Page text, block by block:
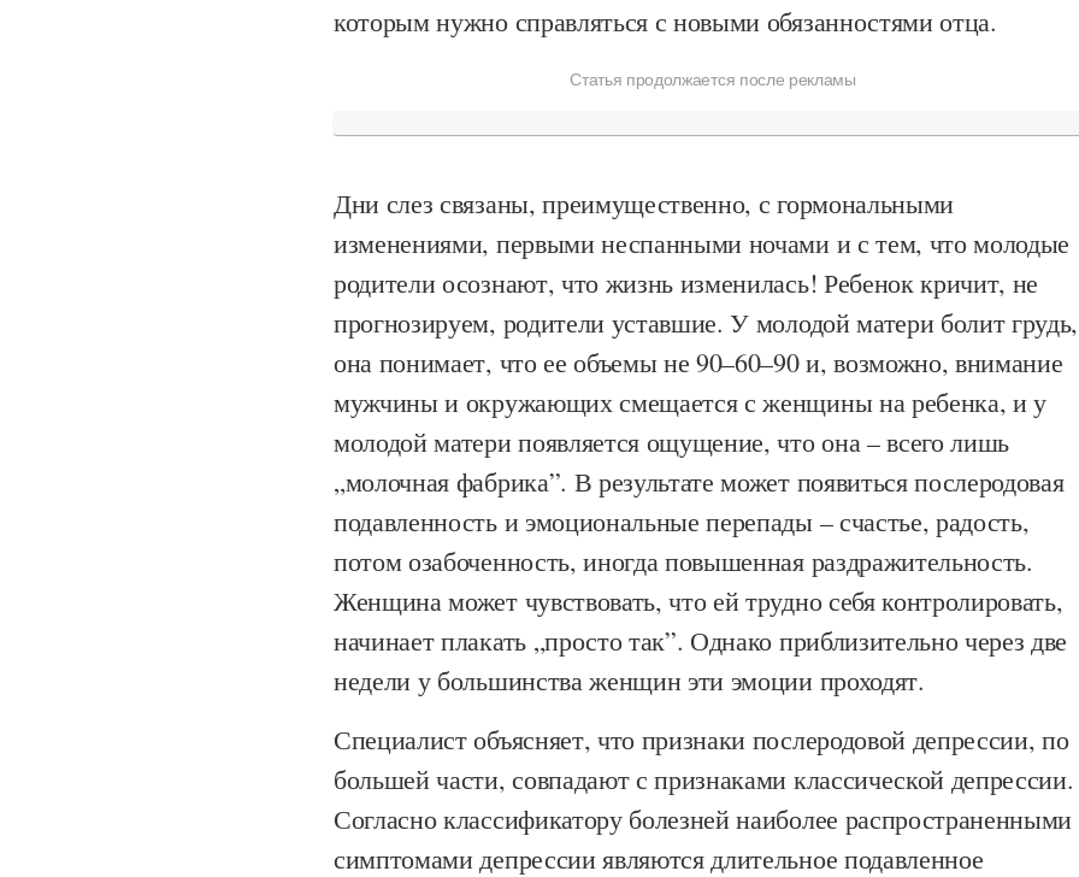
которым нужно справляться с новыми обязанностями отца.
Статья продолжается после рекламы
Дни слез связаны, преимущественно, с гормональными
изменениями, первыми неспанными ночами и с тем, что молодые
родители осознают, что жизнь изменилась! Ребенок кричит, не
прогнозируем, родители уставшие. У молодой матери болит грудь,
она понимает, что ее объемы не 90–60–90 и, возможно, внимание
мужчины и окружающих смещается с женщины на ребенка, и у
молодой матери появляется ощущение, что она – всего лишь
„молочная фабрика”. В результате может появиться послеродовая
подавленность и эмоциональные перепады – счастье, радость,
потом озабоченность, иногда повышенная раздражительность.
Женщина может чувствовать, что ей трудно себя контролировать,
начинает плакать „просто так”. Однако приблизительно через две
недели у большинства женщин эти эмоции проходят.
Специалист объясняет, что признаки послеродовой депрессии, по
большей части, совпадают с признаками классической депрессии.
Согласно классификатору болезней наиболее распространенными
симптомами депрессии являются длительное подавленное